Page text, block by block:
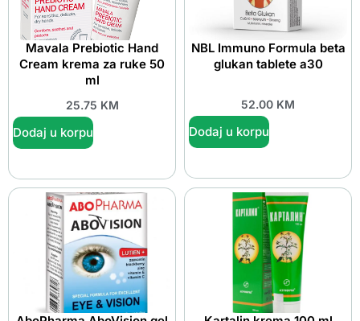
Mavala Prebiotic Hand
Cream krema za ruke 50
ml
25.75 KM
Dodaj u korpu
NBL Immuno Formula beta
glukan tablete a30
52.00 KM
Dodaj u korpu